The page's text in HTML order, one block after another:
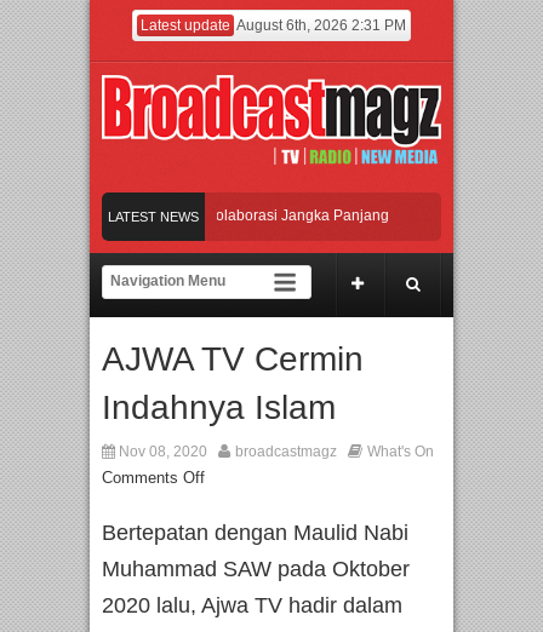
Latest update August 6th, 2026 2:31 PM
LATEST NEWS
dari Kampanye ke Kolaborasi Jangka Panjang
Took di Ubud, Bali
Afan Hadirkan Hipdut Modern “Jangan Ungkit-Ungkit”
AJWA TV Cermin
Indahnya Islam
Nov 08, 2020 broadcastmagz What's On
Comments Off
Bertepatan dengan Maulid Nabi
Muhammad SAW pada Oktober
2020 lalu, Ajwa TV hadir dalam